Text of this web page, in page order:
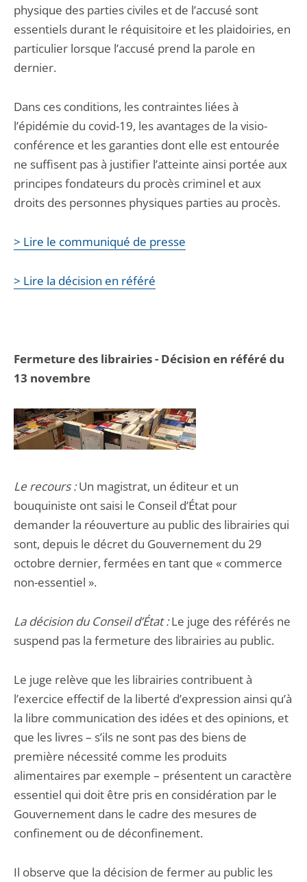
physique des parties civiles et de l’accusé sont
essentiels durant le réquisitoire et les plaidoiries, en
particulier lorsque l’accusé prend la parole en
dernier.
Dans ces conditions, les contraintes liées à
l’épidémie du covid-19, les avantages de la visio-
conférence et les garanties dont elle est entourée
ne suffisent pas à justifier l’atteinte ainsi portée aux
principes fondateurs du procès criminel et aux
droits des personnes physiques parties au procès.
> Lire le communiqué de presse
> Lire la décision en référé
Fermeture des librairies - Décision en référé du
13 novembre
Le recours :Un magistrat, un éditeur et un
bouquiniste ont saisi le Conseil d’État pour
demander la réouverture au public des librairies qui
sont, depuis le décret du Gouvernement du 29
octobre dernier, fermées en tant que « commerce
non-essentiel ».
La décision du Conseil d’État :Le juge des référés ne
suspend pas la fermeture des librairies au public.
Le juge relève que les librairies contribuent à
l’exercice effectif de la liberté d’expression ainsi qu’à
la libre communication des idées et des opinions, et
que les livres – s’ils ne sont pas des biens de
première nécessité comme les produits
alimentaires par exemple – présentent un caractère
essentiel qui doit être pris en considération par le
Gouvernement dans le cadre des mesures de
confinement ou de déconfinement.
Il observe que la décision de fermer au public les